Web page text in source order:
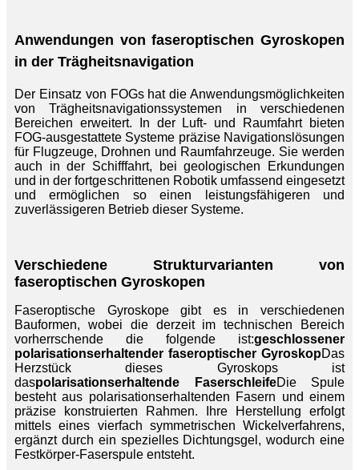
Anwendungen von faseroptischen Gyroskopen
in der Trägheitsnavigation
Der Einsatz von FOGs hat die Anwendungsmöglichkeiten
von Trägheitsnavigationssystemen in verschiedenen
Bereichen erweitert. In der Luft- und Raumfahrt bieten
FOG-ausgestattete Systeme präzise Navigationslösungen
für Flugzeuge, Drohnen und Raumfahrzeuge. Sie werden
auch in der Schifffahrt, bei geologischen Erkundungen
und in der fortgeschrittenen Robotik umfassend eingesetzt
und ermöglichen so einen leistungsfähigeren und
zuverlässigeren Betrieb dieser Systeme.
Verschiedene Strukturvarianten von
faseroptischen Gyroskopen
Faseroptische Gyroskope gibt es in verschiedenen
Bauformen, wobei die derzeit im technischen Bereich
vorherrschende die folgende ist:geschlossener
polarisationserhaltender faseroptischer GyroskopDas
Herzstück dieses Gyroskops ist
daspolarisationserhaltende FaserschleifeDie Spule
besteht aus polarisationserhaltenden Fasern und einem
präzise konstruierten Rahmen. Ihre Herstellung erfolgt
mittels eines vierfach symmetrischen Wickelverfahrens,
ergänzt durch ein spezielles Dichtungsgel, wodurch eine
Festkörper-Faserspule entsteht.